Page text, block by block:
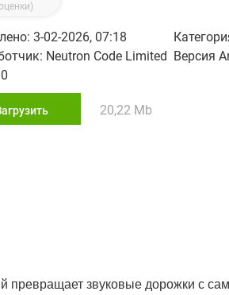
3-02-2026, 07:18
Neutron Code Limited Версия
20,22 Mb
превращает звуковые дорожки с